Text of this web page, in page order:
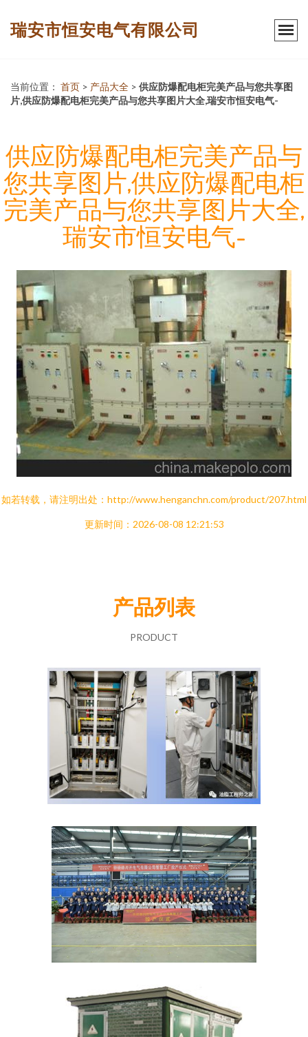
瑞安市恒安电气有限公司
当前位置： 首页 > 产品大全 > 供应防爆配电柜完美产品与您共享图
片,供应防爆配电柜完美产品与您共享图片大全,瑞安市恒安电气-
供应防爆配电柜完美产品与
您共享图片,供应防爆配电柜
完美产品与您共享图片大全,
瑞安市恒安电气-
如若转载，请注明出处：http://www.henganchn.com/product/207.html
更新时间：2026-08-08 12:21:53
产品列表
PRODUCT